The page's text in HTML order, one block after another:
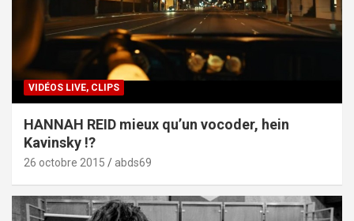
VIDÉOS LIVE, CLIPS
HANNAH REID mieux qu’un vocoder, hein
Kavinsky !?
26 octobre 2015 abds69